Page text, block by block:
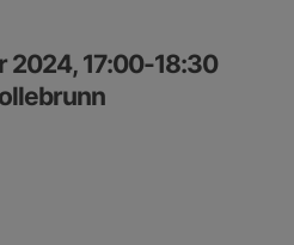
2024, 17:00-18:30